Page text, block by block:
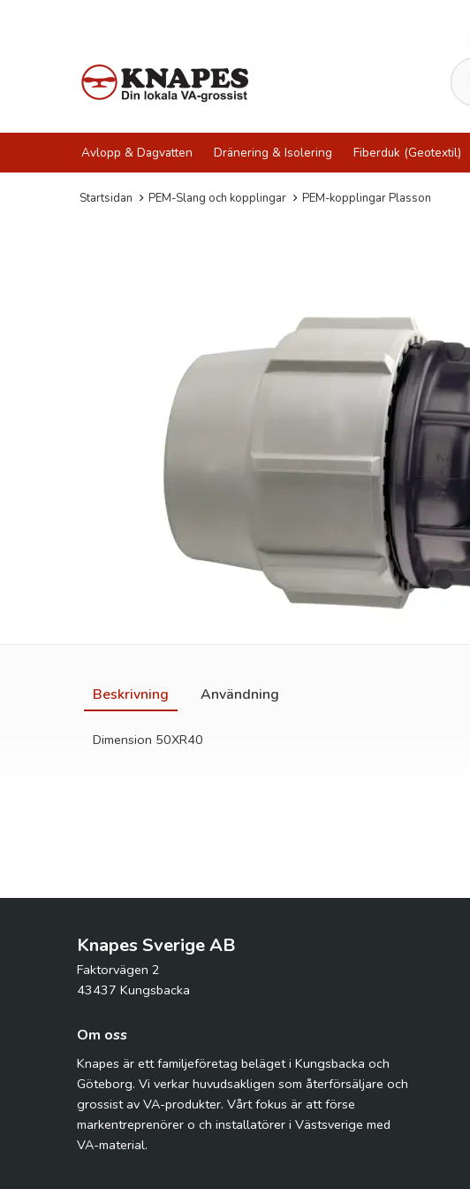
Avlopp & Dagvatten Dränering & Isolering Fiberduk (Geotextil)
Startsidan PEM-Slang och kopplingar PEM-kopplingar Plasson
Beskrivning Användning
Dimension 50XR40
Knapes Sverige AB
Faktorvägen 2
43437 Kungsbacka
Om oss
Knapes är ett familjeföretag beläget i Kungsbacka och
Göteborg. Vi verkar huvudsakligen som återförsäljare och
grossist av VA-produkter. Vårt fokus är att förse
markentreprenörer o ch installatörer i Västsverige med
VA-material.